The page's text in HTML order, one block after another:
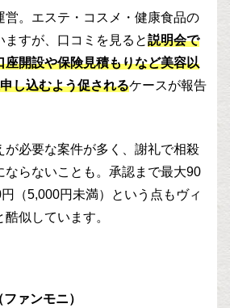
営。エステ・コスメ・健康食品の
ますが、口コミを見ると説明会で
座開設や保険見積もりなど美容以
し込むよう促されるケースが報告
が必要な案件が多く、謝礼で相殺
ならないことも。承認まで最大90
（5,000円未満）という点もヴィ
似しています。
ァンモニ）